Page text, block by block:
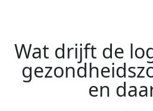
Wat drijft de
en